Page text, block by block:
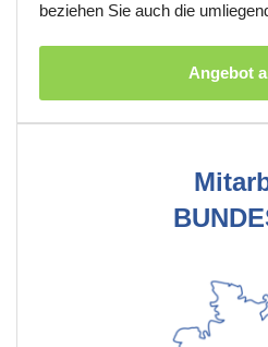
beziehen Sie auch die
Angebot